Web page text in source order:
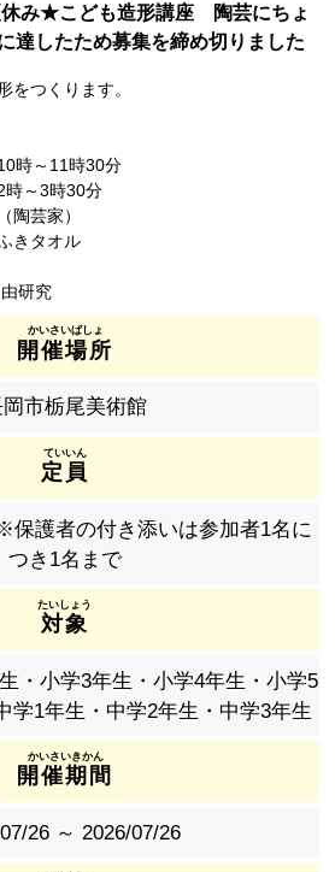
休み★こども造形講座 陶芸にちょ
したため募集を締め切りました
をつくります。
11時30分
3時30分
陶芸家）
きタオル
研究
開催場所
市栃尾美術館
定員
護者の付き添いは参加者1名に
つき1名まで
対象
・小学3年生・小学4年生・小学5
学1年生・中学2年生・中学3年生
開催期間
26 ～ 2026/07/26